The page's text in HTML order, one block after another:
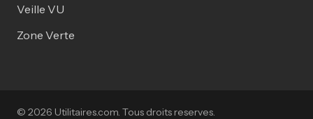
Veille VU
Zone Verte
© 2026 Utilitaires.com. Tous droits reserves.